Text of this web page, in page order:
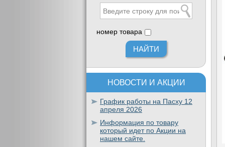
номер товара
НОВОСТИ И АКЦИИ
График работы на Пасху 12
апреля 2026
Информация по товару
который идет по Акции на
нашем сайте.